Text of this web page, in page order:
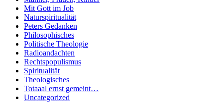
Mit Gott im Job
Naturspiritualität
Peters Gedanken
Philosophisches
Politische Theologie
Radioandachten
Rechtspopulismus
Spiritualität
Theologisches
Totaaal ernst gemeint…
Uncategorized